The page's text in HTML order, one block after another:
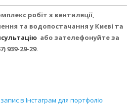
робіт з вентиляції,
та водопостачання у Києві та
або зателефонуйте за
939-29-29.
в Інстаграм для портфоліо